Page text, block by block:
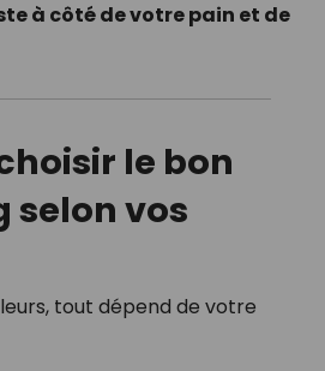
à côté de votre pain et de
le bon
selon vos
tout dépend de votre